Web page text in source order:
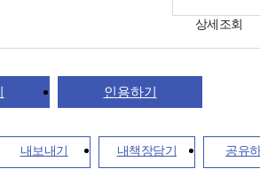
상세조회
인용하기
내보내기 내책장담기 공유